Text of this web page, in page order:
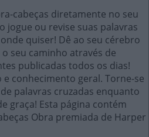
cabeças diretamente no seu
jogue ou revise suas palavras
quiser! Dê ao seu cérebro
seu caminho através de
publicadas todos os dias!
conhecimento geral. Torne-se
palavras cruzadas enquanto
graça! Esta página contém
Obra premiada de Harper